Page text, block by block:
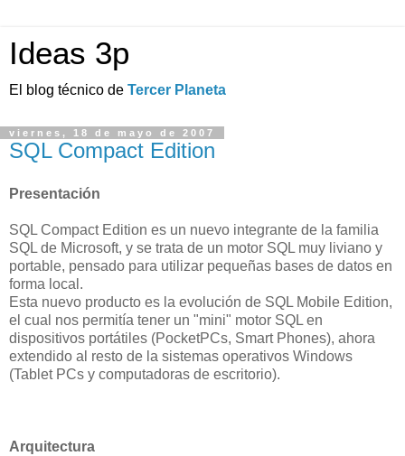
Ideas 3p
El blog técnico de Tercer Planeta
viernes, 18 de mayo de 2007
SQL Compact Edition
Presentación
SQL Compact Edition es un nuevo integrante de la familia
SQL de Microsoft, y se trata de un motor SQL muy liviano y
portable, pensado para utilizar pequeñas bases de datos en
forma local.
Esta nuevo producto es la evolución de SQL Mobile Edition,
el cual nos permitía tener un "mini" motor SQL en
dispositivos portátiles (PocketPCs, Smart Phones), ahora
extendido al resto de la sistemas operativos Windows
(Tablet PCs y computadoras de escritorio).
Arquitectura